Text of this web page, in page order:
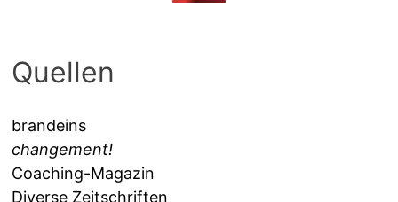
Quellen
brandeins
changement!
Coaching-Magazin
Diverse Zeitschriften